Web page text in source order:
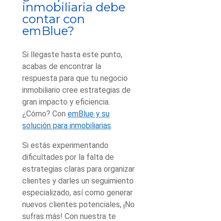
inmobiliaria debe
contar con
emBlue?
Si llegaste hasta este punto,
acabas de encontrar la
respuesta para que tu negocio
inmobiliario cree estrategias de
gran impacto y eficiencia.
¿Cómo? Con emBlue y su
solución para inmobiliarias.
Si estás experimentando
dificultades por la falta de
estrategias claras para organizar
clientes y darles un seguimiento
especializado, así como generar
nuevos clientes potenciales, ¡No
sufras más! Con nuestra te